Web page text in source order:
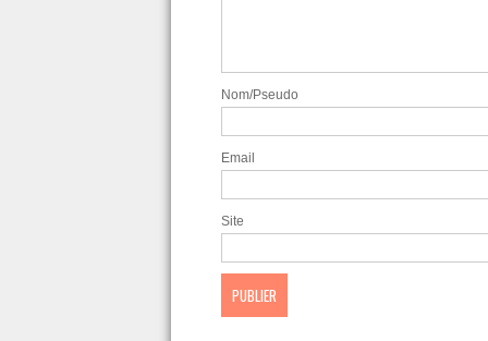
Nom/Pseudo
Email
Site